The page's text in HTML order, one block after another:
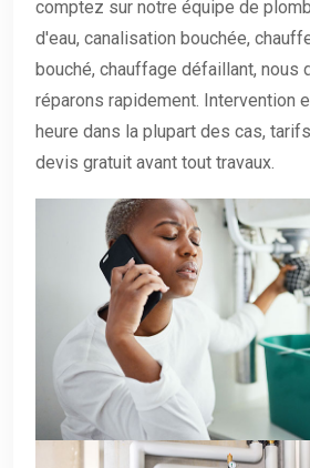
comptez sur notre équipe de
d'eau, canalisation bouchée,
bouché, chauffage défaillant, nous
réparons rapidement. Intervention
heure dans la plupart des cas,
devis gratuit avant tout travaux.